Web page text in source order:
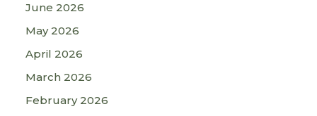
June 2026
May 2026
April 2026
March 2026
February 2026